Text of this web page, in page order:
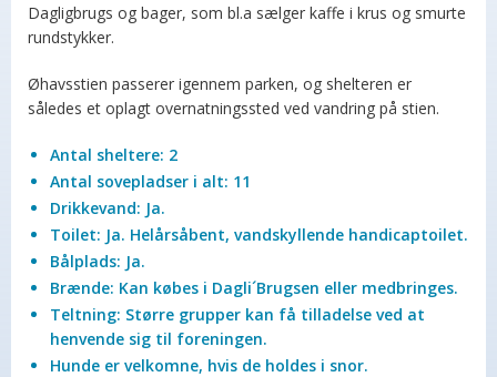
Dagligbrugs og bager, som bl.a sælger kaffe i krus og smurte
rundstykker.
Øhavsstien passerer igennem parken, og shelteren er
således et oplagt overnatningssted ved vandring på stien.
Antal sheltere: 2
Antal sovepladser i alt: 11
Drikkevand: Ja.
Toilet: Ja. Helårsåbent, vandskyllende handicaptoilet.
Bålplads: Ja.
Brænde: Kan købes i Dagli´Brugsen eller medbringes.
Teltning: Større grupper kan få tilladelse ved at
henvende sig til foreningen.
Hunde er velkomne, hvis de holdes i snor.